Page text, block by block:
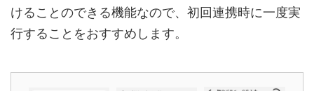
けることのできる機能なので、初回連携時に一度実
行することをおすすめします。